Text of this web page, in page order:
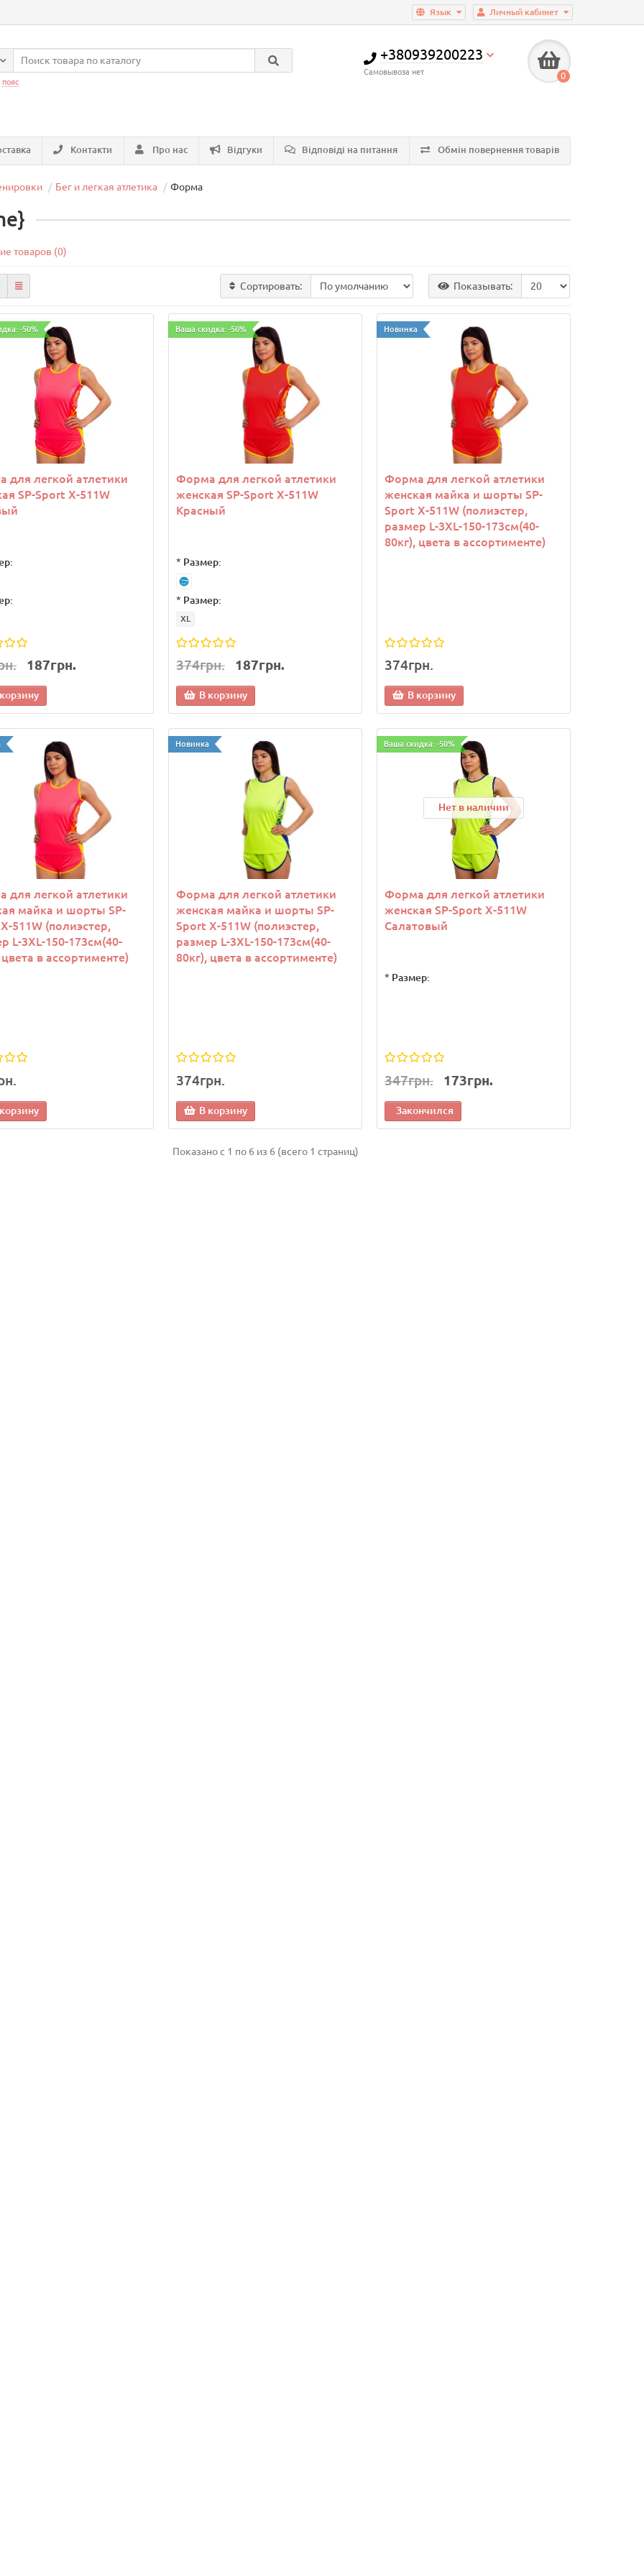
Личный кабинет
Язык
+380939200223
Самовывоза нет 0
пояс
Контакти Про нас Відгуки Відповіді на питання Обмін повернення товарів
Бег и легкая атлетика Форма
товаров (0)
Сортировать: Показывать:
-50%
для легкой атлетики
SP-Sport X-511W
187грн.
Ваша скидка: -50%
Форма для легкой атлетики
женская SP-Sport X-511W
Красный
* Размер:
* Размер:
XL
374грн. 187грн.
В корзину
Новинка
Форма для легкой атлетики
женская майка и шорты SP-
Sport X-511W (полиэстер,
размер L-3XL-150-173см(40-
80кг), цвета в ассортименте)
374грн.
В корзину
для легкой атлетики
майка и шорты SP-
511W (полиэстер,
L-3XL-150-173см(40-
цвета в ассортименте)
Новинка
Форма для легкой атлетики
женская майка и шорты SP-
Sport X-511W (полиэстер,
размер L-3XL-150-173см(40-
80кг), цвета в ассортименте)
374грн.
В корзину
Ваша скидка: -50%
Нет в наличии
Форма для легкой атлетики
женская SP-Sport X-511W
Салатовый
* Размер:
347грн. 173грн.
Закончился
Показано с 1 по 6 из 6 (всего 1 страниц)